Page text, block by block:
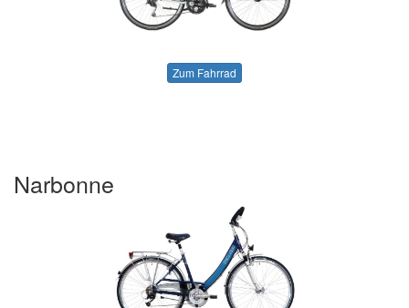
Zum Fahrrad
Narbonne